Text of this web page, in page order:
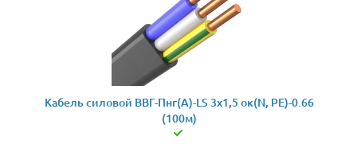
Кабель силовой ВВГ-Пнг(А)-LS 3x1,5 ок(N, PE)-0.66
(100м)